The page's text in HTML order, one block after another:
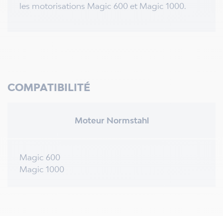
les motorisations Magic 600 et Magic 1000.
COMPATIBILITÉ
Moteur Normstahl
Magic 600
Magic 1000